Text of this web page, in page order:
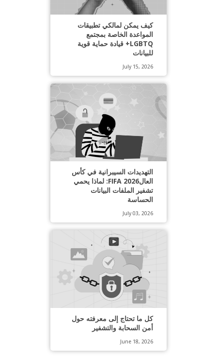
كيف يمكن لمالكي تطبيقات
المواعدة الخاصة بمجتمع
LGBTQ+ قيادة حماية قوية
للبيانات
July 15, 2026
التهديدات السيبرانية في كأس
العالFIFA 2026: لماذا يحمي
تشفير الملفات البيانات
الحساسة
July 03, 2026
كل ما تحتاج إلى معرفته حول
أمن السحابة والتشفير
June 18, 2026